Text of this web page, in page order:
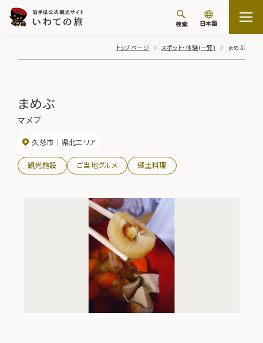
検索 日本語
トップページ スポット・体験(一覧) まめぶ
まめぶ
マメブ
久慈市 県北エリア
観光施設 ご当地グルメ 郷土料理